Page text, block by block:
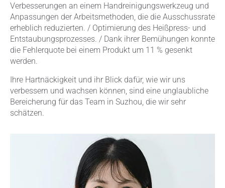
Verbesserungen an einem Handreinigungswerkzeug und
Anpassungen der Arbeitsmethoden, die die Ausschussrate
erheblich reduzierten. / Optimierung des Heißpress- und
Entstaubungsprozesses. / Dank ihrer Bemühungen konnte
die Fehlerquote bei einem Produkt um 11 % gesenkt
werden.
Ihre Hartnäckigkeit und ihr Blick dafür, wie wir uns
verbessern und wachsen können, sind eine unglaubliche
Bereicherung für das Team in Suzhou, die wir sehr
schätzen.